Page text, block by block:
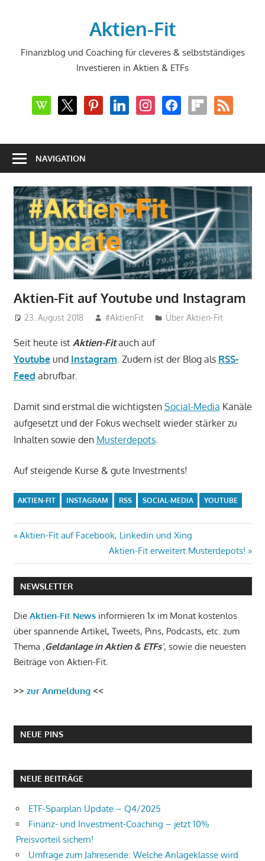
Aktien-Fit
Finanzblog und Coaching für cleveres & selbstständiges
Investieren in Aktien & ETFs
wikipedia
x pinterestlinkedininstagramfacebookflipboard
rss
NAVIGATION
Aktien-Fit auf Youtube und Instagram
23. August 2018 #AktienFit Über Aktien-Fit
Seit heute ist Aktien-Fitauch auf
Youtubeund Instagram. Zudem ist der Blog als RSS-
Feed abrufbar.
Damit sind erstmal die wichtigsten Social-Media Kanäle
aufgesetzt und der Fokus wechselt wieder stärker zu
Inhalten sowie den Musterdepots.
Auf steigende Kurse & gute Investments!
AKTIEN-FIT INSTAGRAM RSS SOCIAL-MEDIA YOUTUBE
Beitragsnavigation
Vorheriger
Aktien-Fit auf Facebook, Linkedin und Xing
Nächster
Beitrag:
Aktien-Fit erweitert Musterdepots!
NEWSLETTER
Die Aktien-Fit Newsinformieren 1x im Monat kostenlos
über spannende Artikel, Tweets, Pins, Podcasts, etc. zum
Thema ‚Geldanlage in Aktien & ETFs‘, sowie die neuesten
Beiträge von Aktien-Fit.
>> zur Anmeldung<<
NEUE PINS
NEUE BEITRÄGE
ETF-Sparplan Update – Q4/2025
Finanz- und Investment-Coaching – jetzt 10%
Preisvorteil sichern!
Umfrage zum Jahresende: Welche Anlageklasse wird